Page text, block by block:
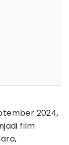
2024,
film